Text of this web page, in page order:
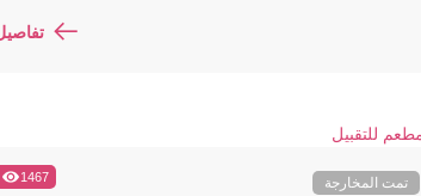
1467 تمت المخارجة